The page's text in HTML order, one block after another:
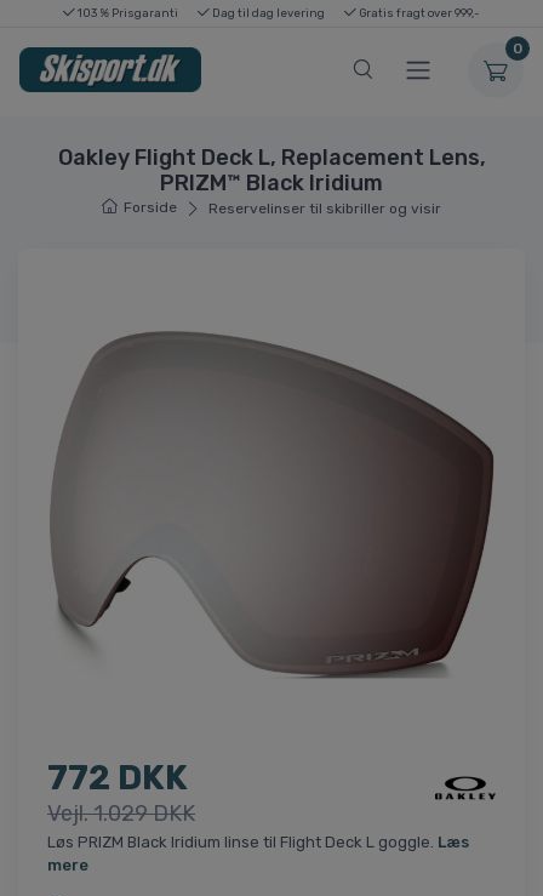
103 % Prisgaranti Dag til dag levering Gratis fragt over 999,-
0
Oakley Flight Deck L, Replacement Lens,
PRIZM™ Black Iridium
Forside Reservelinser til skibriller og visir
772 DKK
Vejl. 1.029 DKK
Løs PRIZM Black Iridium linse til Flight Deck L goggle. Læs
mere